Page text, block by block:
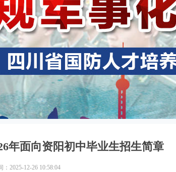
年面向资阳初中毕业生招生简章
：2025-12-26 10:58:04